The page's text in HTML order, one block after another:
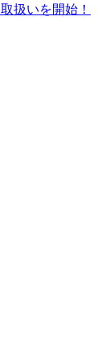
扱いを開始！